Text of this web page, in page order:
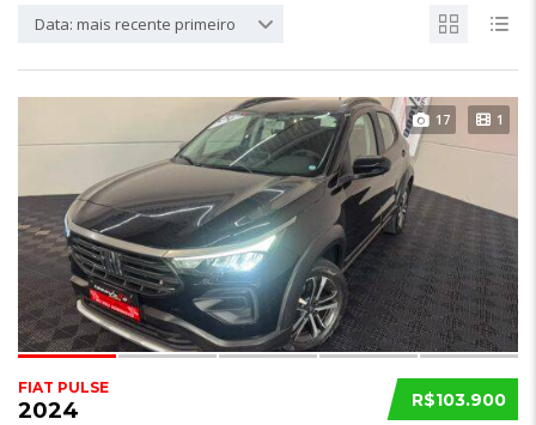
Data: mais recente primeiro
17 1
R$103.900
FIAT PULSE
2024